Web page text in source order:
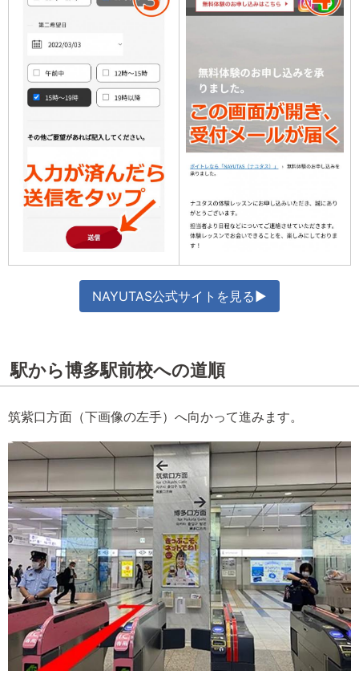
NAYUTAS公式サイトを見る▶
駅から博多駅前校への道順
筑紫口方面（下画像の左手）へ向かって進みます。